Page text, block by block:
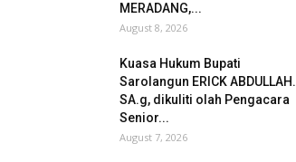
MERADANG,...
August 8, 2026
Kuasa Hukum Bupati
Sarolangun ERICK ABDULLAH.
SA.g, dikuliti olah Pengacara
Senior...
August 7, 2026